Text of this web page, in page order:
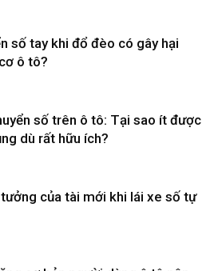
số tay khi đổ đèo có gây hại
ô tô?
số trên ô tô: Tại sao ít được
dù rất hữu ích?
của tài mới khi lái xe số tự